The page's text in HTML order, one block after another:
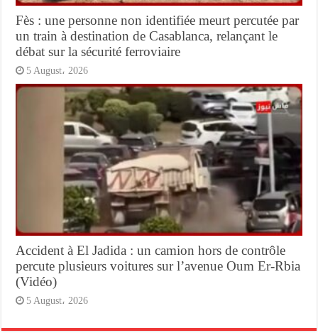
Fès : une personne non identifiée meurt percutée par
un train à destination de Casablanca, relançant le
débat sur la sécurité ferroviaire
5 August، 2026
Accident à El Jadida : un camion hors de contrôle
percute plusieurs voitures sur l’avenue Oum Er-Rbia
(Vidéo)
5 August، 2026